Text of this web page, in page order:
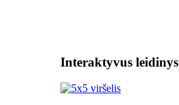
Interaktyvus leidinys